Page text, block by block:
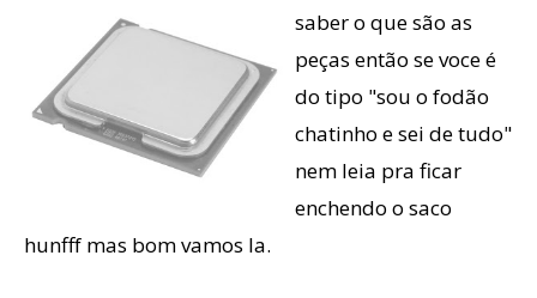
saber o que são as
peças então se voce é
do tipo "sou o fodão
chatinho e sei de tudo"
nem leia pra ficar
enchendo o saco
hunfff mas bom vamos la.